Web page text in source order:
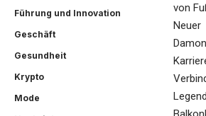
Führung und Innovation
Geschäft
Gesundheit
Krypto
Mode
von
Neuer